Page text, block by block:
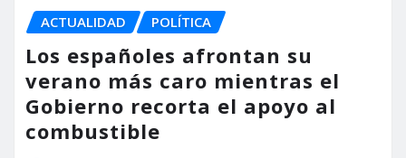
ACTUALIDAD POLÍTICA
Los españoles afrontan su
verano más caro mientras el
Gobierno recorta el apoyo al
combustible